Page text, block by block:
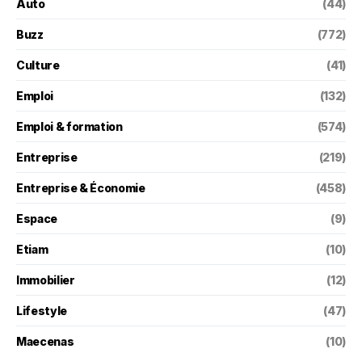
Auto (44)
Buzz (772)
Culture (41)
Emploi (132)
Emploi & formation (574)
Entreprise (219)
Entreprise & Économie (458)
Espace (9)
Etiam (10)
Immobilier (12)
Lifestyle (47)
Maecenas (10)